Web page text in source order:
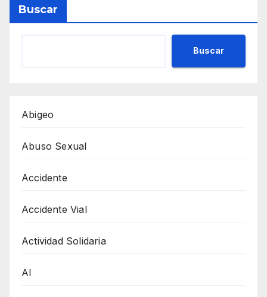
Buscar
Buscar
Abigeo
Abuso Sexual
Accidente
Accidente Vial
Actividad Solidaria
AI